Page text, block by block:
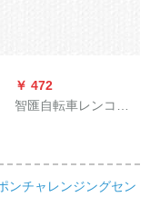
￥ 472
智匯自転車レンコー
ァン电気自动车アウ
ドアポンチ水晶-シン